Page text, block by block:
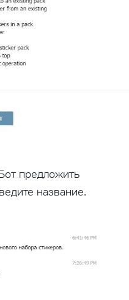
предложить
название.